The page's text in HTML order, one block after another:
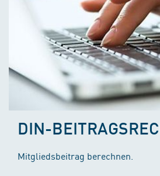
DIN-
Mitgliedsbeitrag berechnen.